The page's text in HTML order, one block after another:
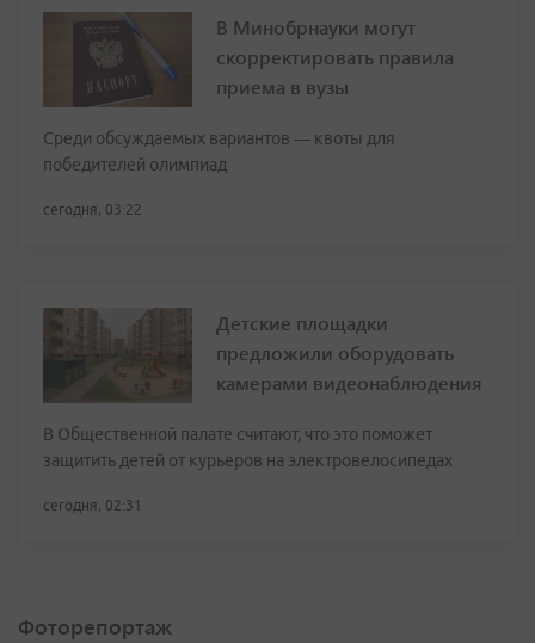
В Минобрнауки могут
скорректировать правила
приема в вузы
Среди обсуждаемых вариантов — квоты для
победителей олимпиад
сегодня, 03:22
Детские площадки
предложили оборудовать
камерами видеонаблюдения
В Общественной палате считают, что это поможет
защитить детей от курьеров на электровелосипедах
сегодня, 02:31
Фоторепортаж